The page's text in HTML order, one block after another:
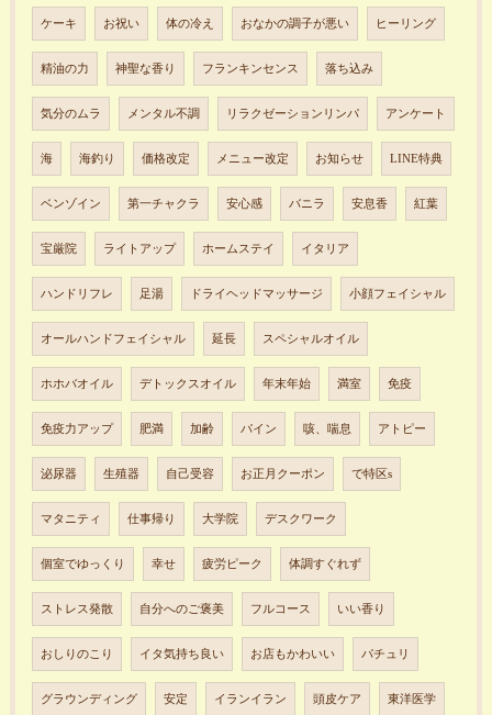
ケーキ お祝い 体の冷え おなかの調子が悪い ヒーリング
精油の力 神聖な香り フランキンセンス 落ち込み
気分のムラ メンタル不調 リラクゼーションリンパ アンケート
海 海釣り 価格改定 メニュー改定 お知らせ LINE特典
ベンゾイン 第一チャクラ 安心感 バニラ 安息香 紅葉
宝厳院 ライトアップ ホームステイ イタリア
ハンドリフレ 足湯 ドライヘッドマッサージ 小顔フェイシャル
オールハンドフェイシャル 延長 スペシャルオイル
ホホバオイル デトックスオイル 年末年始 満室 免疫
免疫力アップ 肥満 加齢 パイン 咳、喘息 アトピー
泌尿器 生殖器 自己受容 お正月クーポン で特区s
マタニティ 仕事帰り 大学院 デスクワーク
個室でゆっくり 幸せ 疲労ピーク 体調すぐれず
ストレス発散 自分へのご褒美 フルコース いい香り
おしりのこり イタ気持ち良い お店もかわいい パチュリ
グラウンディング 安定 イランイラン 頭皮ケア 東洋医学